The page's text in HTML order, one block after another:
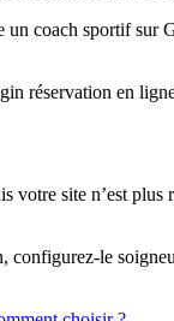
coach sportif sur
réservation en
votre site n’est
le